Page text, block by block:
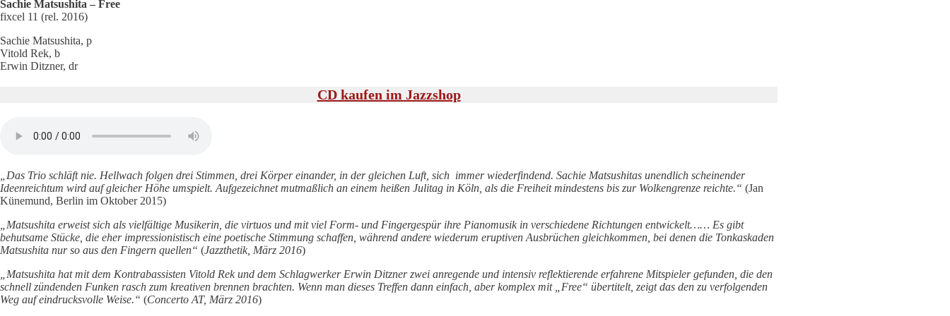
Sachie Matsushita – Free
fixcel 11 (rel. 2016)
Sachie Matsushita, p
Vitold Rek, b
Erwin Ditzner, dr
CD kaufen im Jazzshop
„Das Trio schläft nie. Hellwach folgen drei Stimmen, drei Körper einander, in der gleichen Luft, sich immer wiederfindend. Sachie Matsushitas unendlich scheinender
Ideenreichtum wird auf gleicher Höhe umspielt. Aufgezeichnet mutmaßlich an einem heißen Julitag in Köln, als die Freiheitmindestens bis zur Wolkengrenze reichte.“ (Jan
Künemund, Berlin im Oktober 2015)
„Matsushita erweist sich als vielfältige Musikerin, die virtuos und mit viel Form- und Fingergespür ihre Pianomusik in verschiedene Richtungen entwickelt…… Es gibt
behutsame Stücke, die eher impressionistisch eine poetische Stimmung schaffen, während andere wiederum eruptiven Ausbrüchen gleichkommen, bei denen die Tonkaskaden
Matsushita nur so aus den Fingern quellen“ (Jazzthetik, März 2016)
„Matsushita hat mit dem Kontrabassisten Vitold Rek und dem Schlagwerker Erwin Ditzner zwei anregende und intensiv reflektierende erfahrene Mitspieler gefunden, die den
schnell zündenden Funken rasch zum kreativen brennen brachten. Wenn man dieses Treffen dann einfach, aber komplex mit „Free“ übertitelt, zeigt das den zu verfolgenden
Weg auf eindrucksvolle Weise.“ (Concerto AT, März 2016)